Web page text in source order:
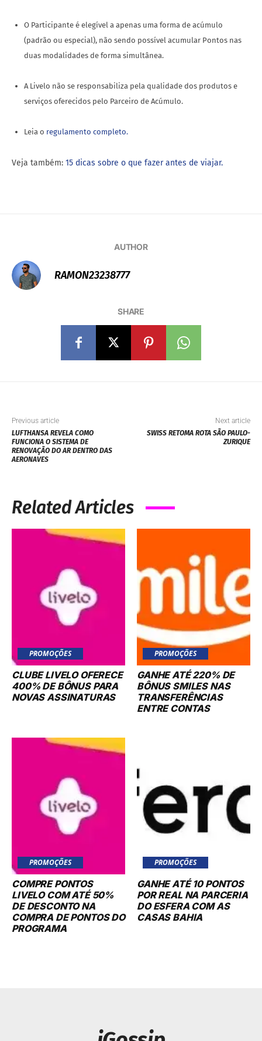
O Participante é elegível a apenas uma forma de acúmulo
(padrão ou especial), não sendo possível acumular Pontos nas
duas modalidades de forma simultânea.
A Livelo não se responsabiliza pela qualidade dos produtos e
serviços oferecidos pelo Parceiro de Acúmulo.
Leia o regulamento completo.
Veja também: 15 dicas sobre o que fazer antes de viajar.
AUTHOR
RAMON23238777
SHARE
Previous article
LUFTHANSA REVELA COMO
FUNCIONA O SISTEMA DE
RENOVAÇÃO DO AR DENTRO DAS
AERONAVES
Next article
SWISS RETOMA ROTA SÃO PAULO-
ZURIQUE
Related Articles
PROMOÇÕES
CLUBE LIVELO OFERECE
400% DE BÔNUS PARA
NOVAS ASSINATURAS
PROMOÇÕES
GANHE ATÉ 220% DE
BÔNUS SMILES NAS
TRANSFERÊNCIAS
ENTRE CONTAS
PROMOÇÕES
COMPRE PONTOS
LIVELO COM ATÉ 50%
DE DESCONTO NA
COMPRA DE PONTOS DO
PROGRAMA
PROMOÇÕES
GANHE ATÉ 10 PONTOS
POR REAL NA PARCERIA
DO ESFERA COM AS
CASAS BAHIA